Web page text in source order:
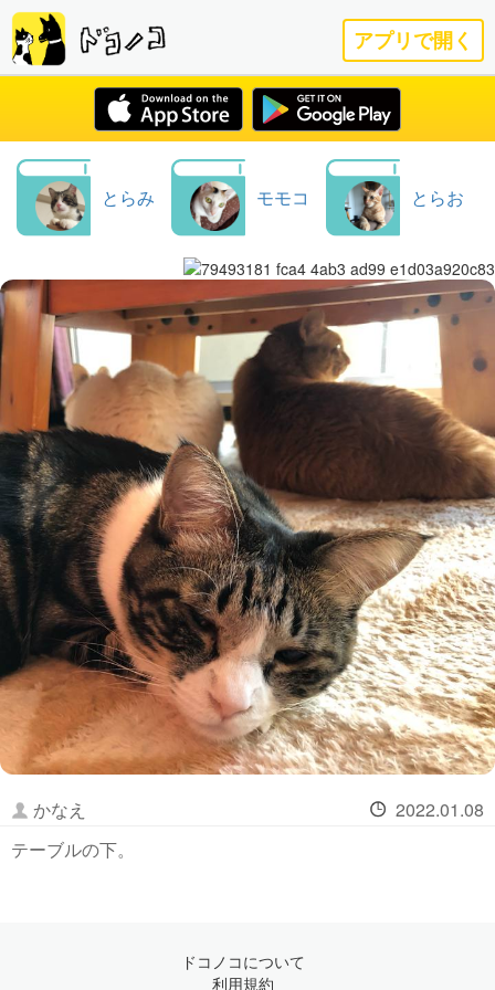
アプリで開く
とらみ モモコ とらお
かなえ
2022.01.08
テーブルの下。
ドコノコについて
利用規約